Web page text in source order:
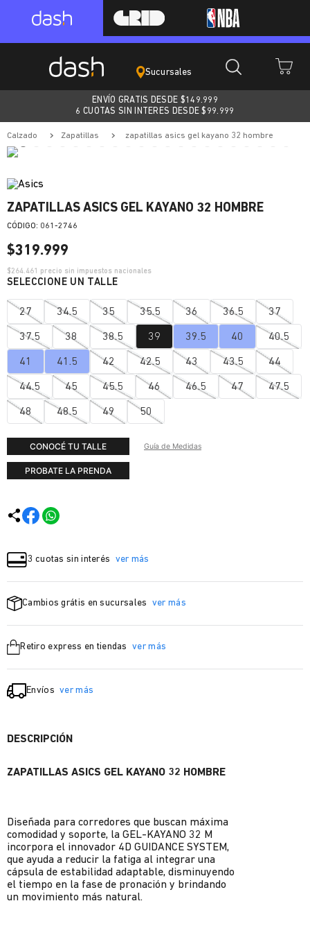
Sucursales
ENVÍO GRATIS DESDE $149.999
6 CUOTAS SIN INTERES DESDE $99.999
calzado zapatillas zapatillas asics gel kayano 32 hombre
ZAPATILLAS ASICS GEL KAYANO 32 HOMBRE
: 061-2746
$319.999
$264.461 precio sin impuestos nacionales
27 34.5 35 35.5 36 36.5 37
37.5 38 38.5 39 39.5 40 40.5
41 41.5 42 42.5 43 43.5 44
44.5 45 45.5 46 46.5 47 47.5
48 48.5 49 50
CONOCÉ TU TALLE Guía de Medidas
PROBATE LA PRENDA
3 cuotas sin interés ver más
Cambios grátis en sucursales ver más
Retiro express en tiendas ver más
Envíos ver más
DESCRIPCIÓN
ZAPATILLAS ASICS GEL KAYANO 32 HOMBRE
Diseñada para corredores que buscan máxima
comodidad y soporte, la GEL-KAYANO 32 M
incorpora el innovador 4D GUIDANCE SYSTEM,
que ayuda a reducir la fatiga al integrar una
cápsula de estabilidad adaptable, disminuyendo
el tiempo en la fase de pronación y brindando
un movimiento más natural.